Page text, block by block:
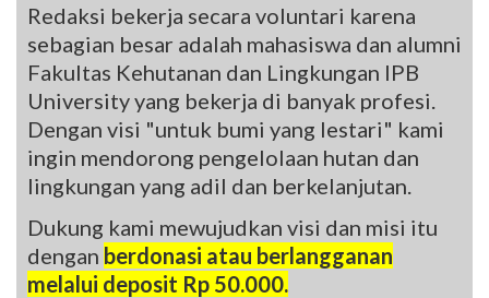
Redaksi bekerja secara voluntari karena
sebagian besar adalah mahasiswa dan alumni
Fakultas Kehutanan dan Lingkungan IPB
University yang bekerja di banyak profesi.
Dengan visi "untuk bumi yang lestari" kami
ingin mendorong pengelolaan hutan dan
lingkungan yang adil dan berkelanjutan.
Dukung kami mewujudkan visi dan misi itu
dengan berdonasi atau berlangganan
melalui deposit Rp 50.000.